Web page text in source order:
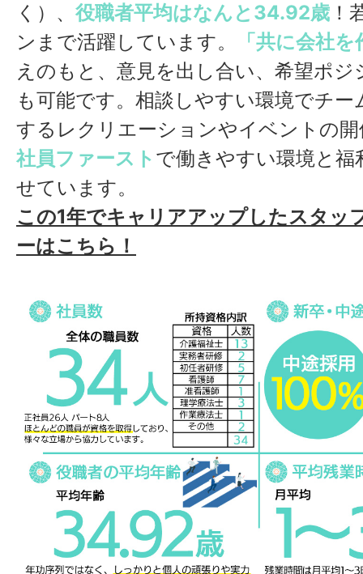
く）、 役職者平均はなんと34.92歳 ！
ンまで活躍しています。
「共に会社
えのもと、意見を出し合い、希望ポ
も可能です。相談しやすい環境でチー
するレクリエーションやイベントの
社員ファースト で働きやすい環境と福
せています。
この1年でキャリアアップしたスタッ
ーはこちら！